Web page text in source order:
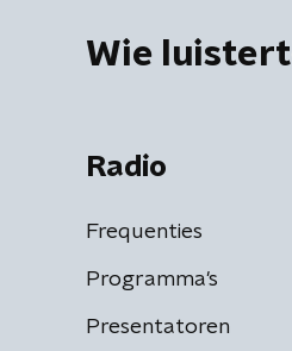
Wie luistert
Radio
Frequenties
Programma's
Presentatoren